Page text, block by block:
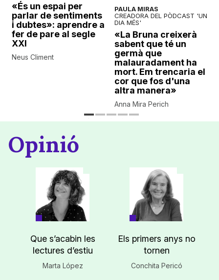
«És un espai per
parlar de sentiments
i dubtes»: aprendre a
fer de pare al segle
XXI
Neus Climent
PAULA MIRAS
CREADORA DEL PÒDCAST 'UN
DIA MÉS'
«La Bruna creixerà
sabent que té un
germà que
malauradament ha
mort. Em trencaria el
cor que fos d'una
altra manera»
Anna Mira Perich
Opinió
Que s’acabin les
lectures d’estiu
Marta López
Els primers anys no
tornen
Conchita Pericó